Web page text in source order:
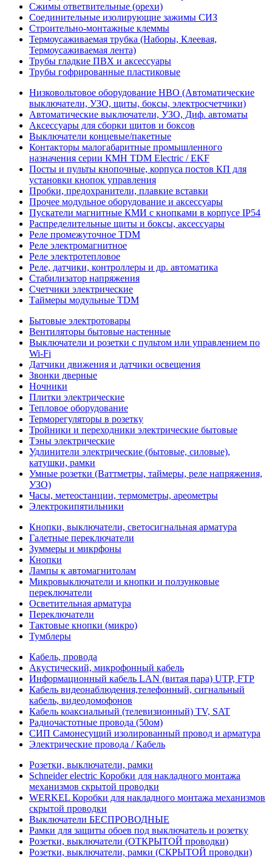
Сжимы ответвительные (орехи)
Соединительные изолирующие зажимы СИЗ
Строительно-монтажные клеммы
Термоусаживаемая трубка (Наборы, Клеевая,
Термоусаживаемая лента)
Трубы гладкие ПВХ и аксессуары
Трубы гофрированные пластиковые
Низковольтовое оборудование НВО (Автоматические
выключатели, УЗО, щиты, боксы, электросчетчики)
Автоматические выключатели, УЗО, Диф. автоматы
Аксессуары для сборки щитов и боксов
Выключатели концевые/пакетные
Контакторы малогабаритные промышленного
назначения серии КМН TDM Electric / EKF
Посты и пульты кнопочные, корпуса постов КП для
установки кнопок управления
Пробки, предохранители, плавкие вставки
Прочее модульное оборудование и аксессуары
Пускатели магнитные КМИ с кнопками в корпусе IP54
Распределительные щиты и боксы, аксессуары
Реле промежуточное TDM
Реле электромагнитное
Реле электротепловое
Реле, датчики, контроллеры и др. автоматика
Стабилизатор напряжения
Счетчики электрические
Таймеры модульные TDM
Бытовые электротовары
Вентиляторы бытовые настенные
Выключатели и розетки с пультом или управлением по
Wi-Fi
Датчики движения и датчики освещения
Звонки дверные
Ночники
Плитки электрические
Тепловое оборудование
Терморегуляторы в розетку
Тройники и переходники электрические бытовые
Тэны электрические
Удлинители электрические (бытовые, силовые),
катушки, рамки
Умные розетки (Ваттметры, таймеры, реле напряжения,
УЗО)
Часы, метеостанции, термометры, ареометры
Электрокипятильники
Кнопки, выключатели, светосигнальная арматура
Галетные переключатели
Зуммеры и микрфоны
Кнопки
Лампы к автомагнитолам
Микровыключатели и кнопки и ползунковые
переключатели
Осветительная арматура
Переключатели
Тактовые кнопки (микро)
Тумблеры
Кабель, провода
Акустический, микрофонный кабель
Информационный кабель LAN (витая пара) UTP, FTP
Кабель видеонаблюдения,телефонный, сигнальный
кабель, видеодомофонов
Кабель коаксиальный (телевизионный) TV, SAT
Радиочастотные провода (50ом)
СИП Самонесущий изолированный провод и арматура
Электрические провода / Кабель
Розетки, выключатели, рамки
Schneider electric Коробки для накладного монтажа
механизмов скрытой проводки
WERKEL Коробки для накладного монтажа механизмов
скрытой проводки
Выключатели БЕСПРОВОДНЫЕ
Рамки для защиты обоев под выключатель и розетку
Розетки, выключатели (ОТКРЫТОЙ проводки)
Розетки, выключатели, рамки (СКРЫТОЙ проводки)